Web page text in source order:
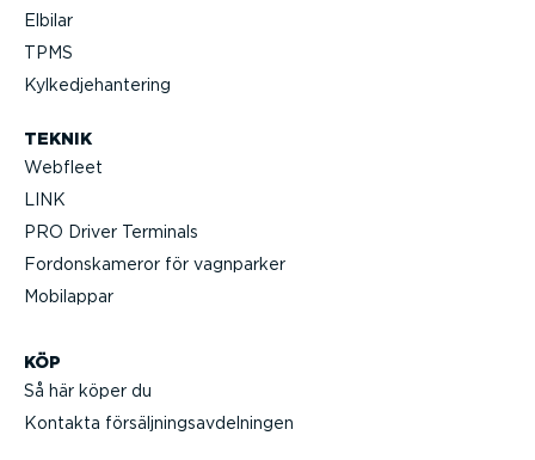
Elbilar
TPMS
Kylked­je­han­tering
TEKNIK
Webfleet
LINK
PRO Driver Terminals
Fordonska­meror för vagnparker
Mobilappar
KÖP
Så här köper du
Kontakta försälj­nings­av­del­ningen